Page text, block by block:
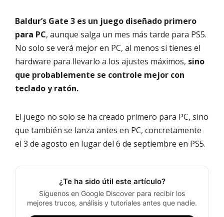
Baldur’s Gate 3 es un juego diseñado primero
para PC, aunque salga un mes más tarde para PS5.
No solo se verá mejor en PC, al menos si tienes el
hardware para llevarlo a los ajustes máximos, sino
que probablemente se controle mejor con
teclado y ratón.
El juego no solo se ha creado primero para PC, sino
que también se lanza antes en PC, concretamente
el 3 de agosto en lugar del 6 de septiembre en PS5.
¿Te ha sido útil este artículo?
Síguenos en Google Discover para recibir los
mejores trucos, análisis y tutoriales antes que nadie.